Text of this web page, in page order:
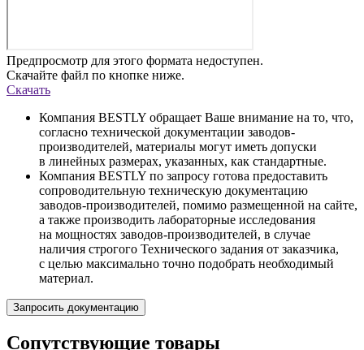
Предпросмотр для этого формата недоступен.
Скачайте файл по кнопке ниже.
Скачать
Компания BESTLY обращает Ваше внимание на то, что,
согласно технической документации заводов-
производителей, материалы могут иметь допуски
в линейных размерах, указанных, как стандартные.
Компания BESTLY по запросу готова предоставить
сопроводительную техническую документацию
заводов-производителей, помимо размещенной на сайте,
а также производить лабораторные исследования
на мощностях заводов-производителей, в случае
наличия строгого Технического задания от заказчика,
с целью максимально точно подобрать необходимый
материал.
Запросить документацию
Сопутствующие товары